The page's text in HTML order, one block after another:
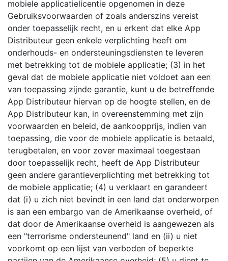
mobiele applicatielicentie opgenomen in deze
Gebruiksvoorwaarden of zoals anderszins vereist
onder toepasselijk recht, en u erkent dat elke App
Distributeur geen enkele verplichting heeft om
onderhouds- en ondersteuningsdiensten te leveren
met betrekking tot de mobiele applicatie; (3) in het
geval dat de mobiele applicatie niet voldoet aan een
van toepassing zijnde garantie, kunt u de betreffende
App Distributeur hiervan op de hoogte stellen, en de
App Distributeur kan, in overeenstemming met zijn
voorwaarden en beleid, de aankoopprijs, indien van
toepassing, die voor de mobiele applicatie is betaald,
terugbetalen, en voor zover maximaal toegestaan
door toepasselijk recht, heeft de App Distributeur
geen andere garantieverplichting met betrekking tot
de mobiele applicatie; (4) u verklaart en garandeert
dat (i) u zich niet bevindt in een land dat onderworpen
is aan een embargo van de Amerikaanse overheid, of
dat door de Amerikaanse overheid is aangewezen als
een "terrorisme ondersteunend" land en (ii) u niet
voorkomt op een lijst van verboden of beperkte